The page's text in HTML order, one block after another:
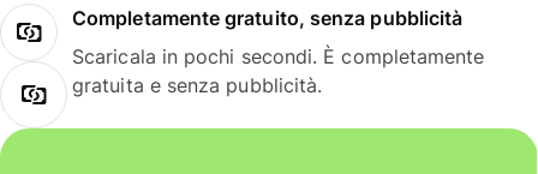
Completamente gratuito, senza pubblicità
Scaricala in pochi secondi. È completamente
gratuita e senza pubblicità.